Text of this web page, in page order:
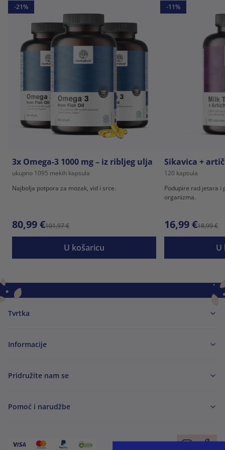
-21%
3x Omega-3 1000 mg – iz ribljeg ulja
ukupno 1095 mekih kapsula
Najbolja potpora za mozak, vid i srce.
80,99 €101,97 €
U košaricu
-11%
Sikavica +
120 kapsula
Podupire rad jetara i
organizma.
16,99 €18,99 €
U
Tvrtka
Informacije
Pridružite nam se
Pomoć i narudžbe